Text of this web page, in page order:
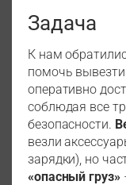
Задача
К нам
помочь
оперативно
соблюдая все
безопасности.
везли
зарядки), но
«опасный груз»